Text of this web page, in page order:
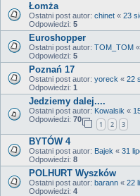
Łomża
Ostatni post autor: chinet « 23
Odpowiedzi: 5
Euroshopper
Ostatni post autor: TOM_TOM «
Odpowiedzi: 5
Poznań 17
Ostatni post autor: yoreck « 22
Odpowiedzi: 1
Jedziemy dalej....
Ostatni post autor: Kowalsik «
Odpowiedzi: 70
1 2 3
BYTÓW 4
Ostatni post autor: Bajek « 31
Odpowiedzi: 8
POLHURT Wyszków
Ostatni post autor: barann « 22
Odpowiedzi: 4